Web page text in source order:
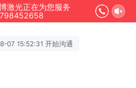
激光正在为您服务
07 15:52:31 开始沟通